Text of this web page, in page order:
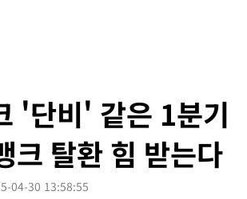
'단비' 같은 1분기
크 탈환 힘 받는다
04-30 13:58:55